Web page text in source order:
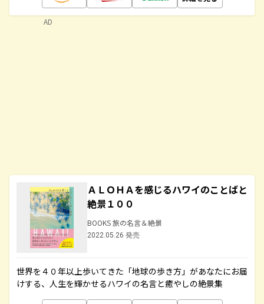
ＡＬＯＨＡを感じるハワイのことばと
絶景１００
BOOKS 旅の名言＆絶景
2022.05.26 発売
世界を４０年以上歩いてきた「地球の歩き方」があなたにお届
けする、人生を輝かせるハワイの名言と癒やしの絶景集
AD